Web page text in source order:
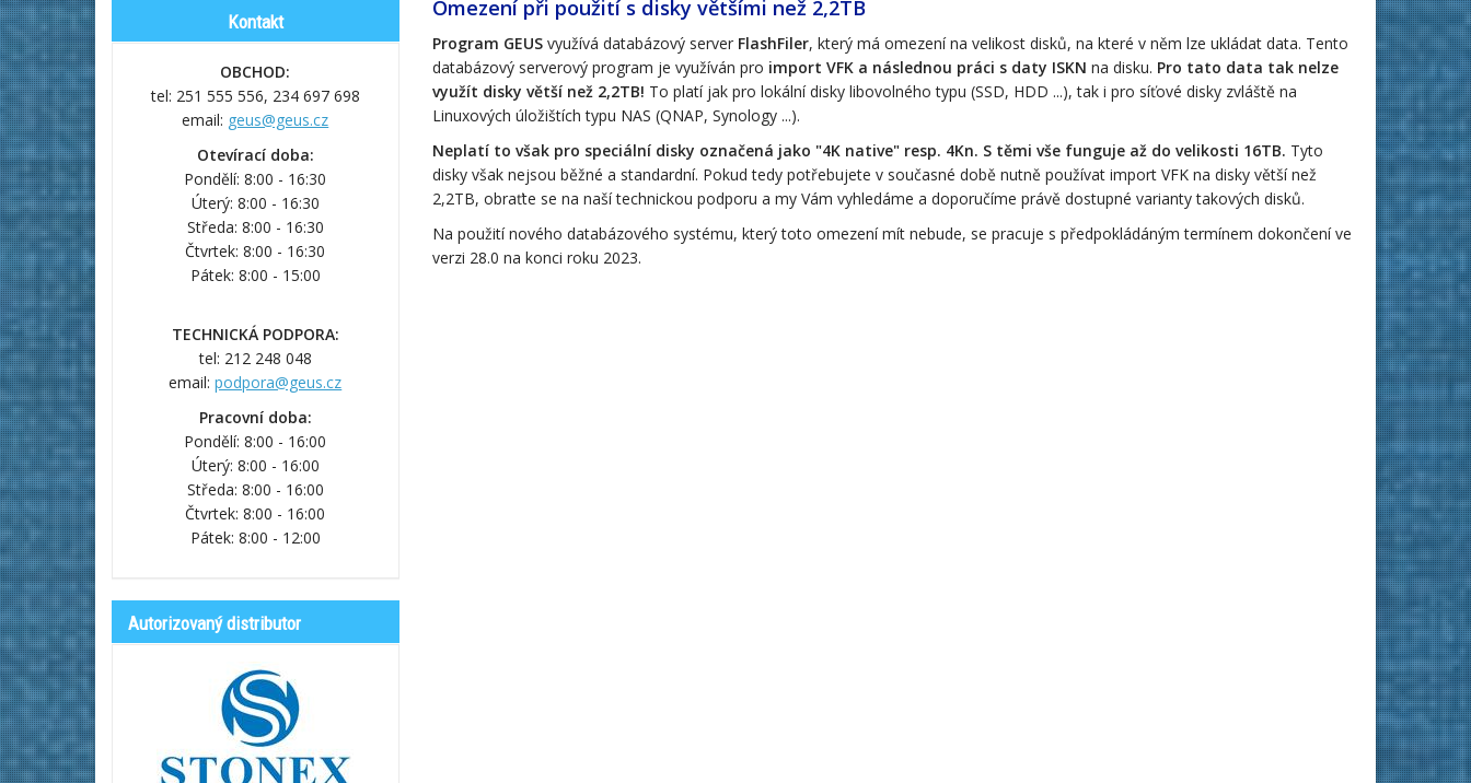
Omezení při použití s disky většími než 2,2TB
Program GEUSvyužívá databázový server FlashFiler, který má omezení na velikost disků, na které v něm lze ukládat data. Tento
databázový serverový program je využíván pro import VFK a následnou práci s daty ISKN na disku. Pro tato data tak nelze
využít disky větší než 2,2TB! To platí jak pro lokální disky libovolného typu (SSD, HDD ...), tak i pro síťové disky zvláště na
Linuxových úložištích typu NAS (QNAP, Synology ...).
Neplatí to však pro speciální disky označená jako "4K native" resp. 4Kn. S těmi vše funguje až do velikosti 16TB. Tyto
disky však nejsou běžné a standardní. Pokud tedy potřebujete v současné době nutně používat import VFK na disky větší než
2,2TB, obraťte se na naší technickou podporu a my Vám vyhledáme a doporučíme právě dostupné varianty takových disků.
Na použití nového databázového systému, který toto omezení mít nebude, se pracuje s předpokládáným termínem dokončení ve
verzi 28.0 na konci roku 2023.
Kontakt
OBCHOD:
tel: 251 555 556, 234 697 698
email: geus@geus.cz
Otevírací doba:
Pondělí: 8:00 - 16:30
Úterý: 8:00 - 16:30
Středa: 8:00 - 16:30
Čtvrtek: 8:00 - 16:30
Pátek: 8:00 - 15:00
TECHNICKÁ PODPORA:
tel: 212 248 048
email:podpora@geus.cz
Pracovní doba:
Pondělí: 8:00 - 16:00
Úterý: 8:00 - 16:00
Středa: 8:00 - 16:00
Čtvrtek: 8:00 - 16:00
Pátek: 8:00 - 12:00
Autorizovaný distributor